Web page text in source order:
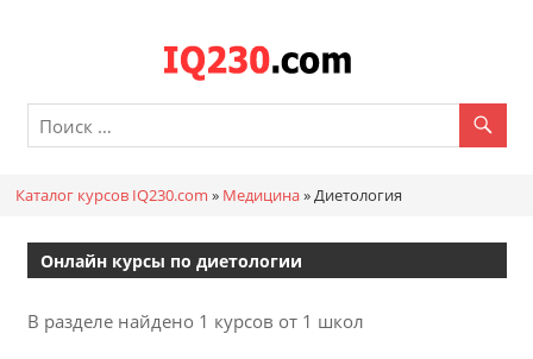
онлайн
Каталог курсов IQ230.com » Медицина»Диетология
Онлайн курсы по диетологии
В разделе найдено 1 курсов от 1 школ